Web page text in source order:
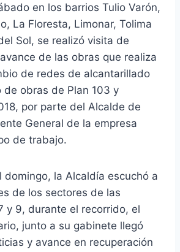
en los barrios Tulio Varón,
La Floresta, Limonar, Tolima
Sol, se realizó visita de
de las obras que realiza
de redes de alcantarillado
de obras de Plan 103 y
por parte del Alcalde de
General de la empresa
de trabajo.
domingo, la Alcaldía escuchó a
de los sectores de las
y 9, durante el recorrido, el
junto a su gabinete llegó
y avance en recuperación